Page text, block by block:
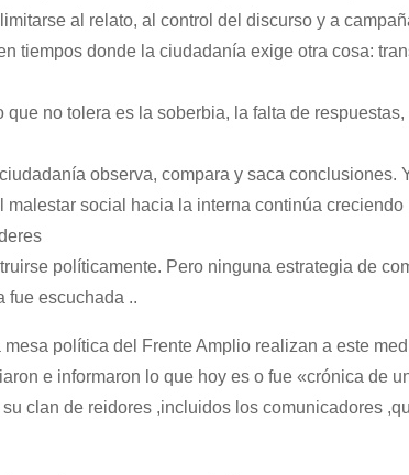
al relato, al control del discurso y a
tiempos donde la ciudadanía exige otra cosa:
no tolera es la soberbia, la falta de
observa, compara y saca conclusiones.
social hacia la interna continúa
políticamente. Pero ninguna estrategia de
fue escuchada ..
política del Frente Amplio realizan a este
e informaron lo que hoy es o fue «crónica de
clan de reidores ,incluidos los comunicadores